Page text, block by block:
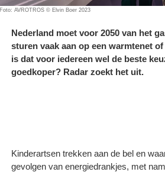
Foto: AVROTROS © Elvin Boer 2023
Nederland moet voor 2050 van het
sturen vaak aan op een warmtenet
is dat voor iedereen wel de beste
goedkoper? Radar zoekt het uit.
Kinderartsen trekken aan de bel en
gevolgen van energiedrankjes, met